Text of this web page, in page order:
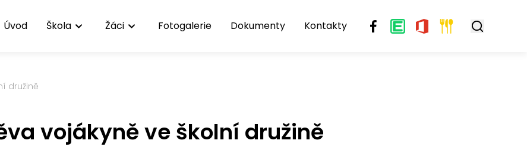
Úvod Škola Žáci Fotogalerie Dokumenty Kontakty
družině
vojákyně ve školní družině